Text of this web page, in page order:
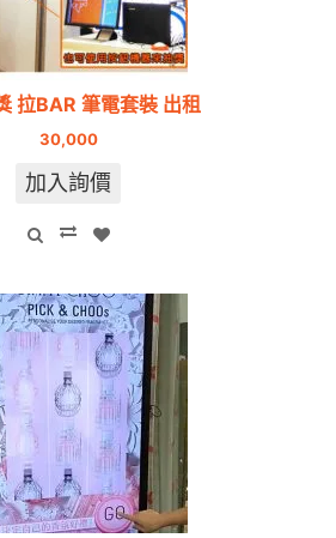
拉BAR 筆電套裝 出租
30,000
加入詢價